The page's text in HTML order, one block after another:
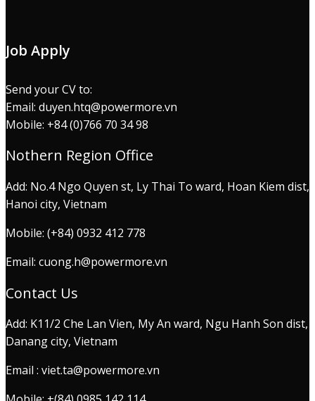
Job Apply
Send your CV to:
Email: duyen.htq@powermore.vn
Mobile: +84 (0)766 70 34 98
Nothern Region Office
Add: No.4 Ngo Quyen st, Ly Thai To ward, Hoan Kiem dist,
Hanoi city, Vietnam
Mobile: (+84) 0932 412 778
Email: cuong.h@powermore.vn
Contact Us
Add: K11/2 Che Lan Vien, My An ward, Ngu Hanh Son dist,
Danang city, Vietnam
Email : viet.ta@powermore.vn